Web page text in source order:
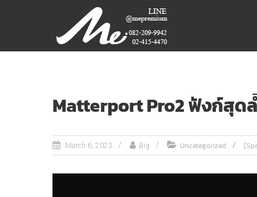
ME
PREMIUM
GIFT
CRYSTAL,
3D PRINT,
3D SCAN
Matterport Pro2 ฟังก์สุด
March 6, 2023 Big Uncategorized